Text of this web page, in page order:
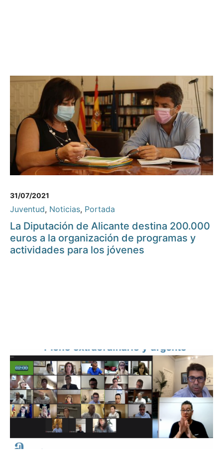
31/07/2021
Juventud, Noticias, Portada
La Diputación de Alicante destina 200.000
euros a la organización de programas y
actividades para los jóvenes